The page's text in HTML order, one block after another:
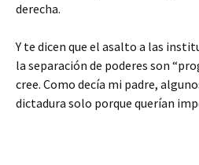
derecha.
Y te dicen que el asalto a las
la separación de poderes son
cree. Como decía mi padre,
dictadura solo porque querían